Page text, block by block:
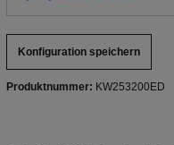
Konfiguration speichern
Produktnummer: KW253200ED